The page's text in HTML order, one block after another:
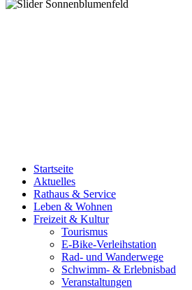
Startseite
Aktuelles
Rathaus & Service
Leben & Wohnen
Freizeit & Kultur
Tourismus
E-Bike-Verleihstation
Rad- und Wanderwege
Schwimm- & Erlebnisbad
Veranstaltungen